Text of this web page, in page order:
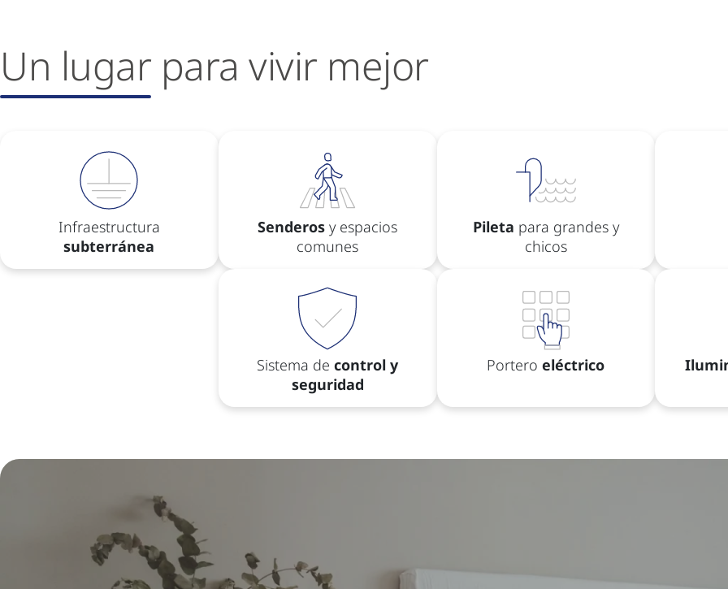
Un lugar para vivir mejor
Infraestructura
subterránea
Senderos y espacios
comunes
Pileta para grandes y
chicos
Sistema decontrol y
seguridad
Porteroeléctrico